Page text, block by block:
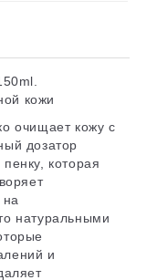
кожи
очищает кожу с
дозатор
которая
натуральными
и